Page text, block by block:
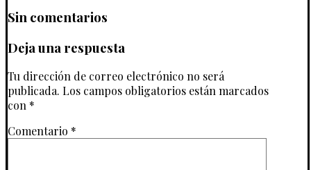
Sin comentarios
Deja una respuesta
Tu dirección de correo electrónico no será
publicada. Los campos obligatorios están marcados
con *
Comentario *